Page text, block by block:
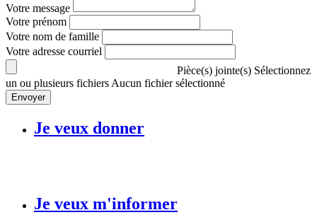
Votre message
Votre prénom
Votre nom de famille
Votre adresse courriel
Pièce(s) jointe(s) Sélectionnez
un ou plusieurs fichiers Aucun fichier sélectionné
Envoyer
Je veux donner
Je veux m'informer